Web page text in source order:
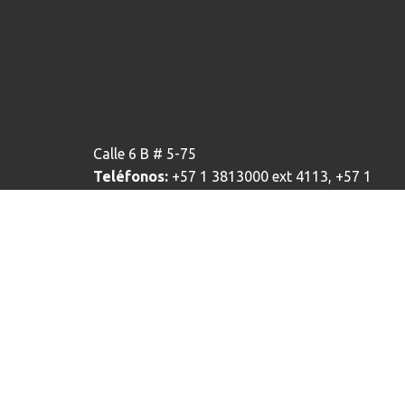
Calle 6 B # 5-75
Teléfonos: +57 1 3813000 ext 4113, +57 1